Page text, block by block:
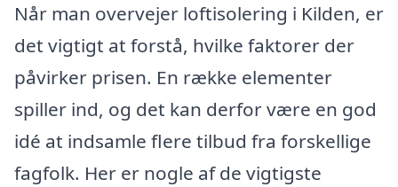
Når man overvejer loftisolering i Kilden, er
det vigtigt at forstå, hvilke faktorer der
påvirker prisen. En række elementer
spiller ind, og det kan derfor være en god
idé at indsamle flere tilbud fra forskellige
fagfolk. Her er nogle af de vigtigste